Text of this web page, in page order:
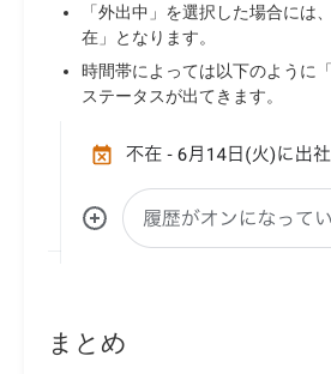
「外出中」を選択した場合には
在」となります。
時間帯によっては以下のように
ステータスが出てきます。
まとめ